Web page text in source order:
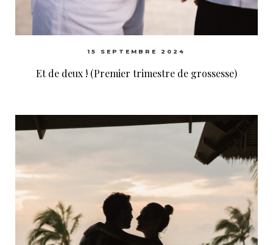
15 SEPTEMBRE 2024
Et de deux ! (Premier trimestre de grossesse)